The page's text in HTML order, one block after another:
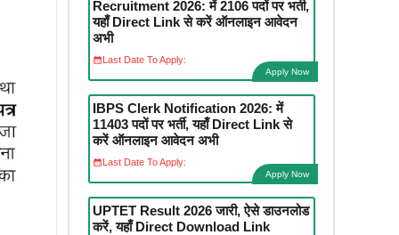
Recruitment 2026: में 2106 पदों पर भर्ती,
यहाँ Direct Link से करें ऑनलाइन आवेदन
अभी
Last Date To Apply:
Apply Now
IBPS Clerk Notification 2026: में
11403 पदों पर भर्ती, यहाँ Direct Link से
करें ऑनलाइन आवेदन अभी
Last Date To Apply:
Apply Now
UPTET Result 2026 जारी, ऐसे डाउनलोड
करें, यहाँ Direct Download Link